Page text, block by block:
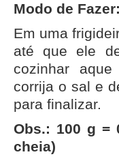
Modo de Fazer:
Em uma
até que ele
cozinhar
corrija o sal e
para finalizar.
Obs.: 100 g =
cheia)